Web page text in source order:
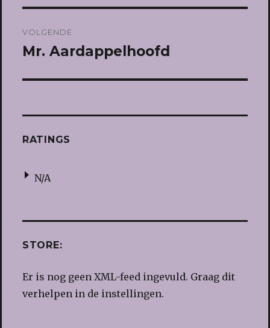
VOLGENDE
Volgend
Mr. Aardappelhoofd
RATINGS
N/A
STORE:
Er is nog geen XML-feed ingevuld. Graag dit
verhelpen in de instellingen.